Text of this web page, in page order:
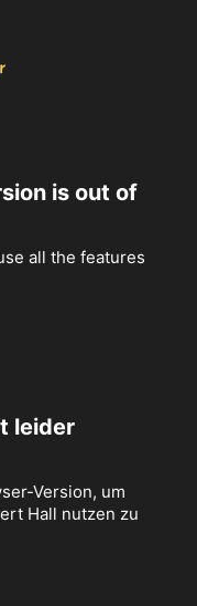
is out of
all the features
leider
Version, um
Hall nutzen zu